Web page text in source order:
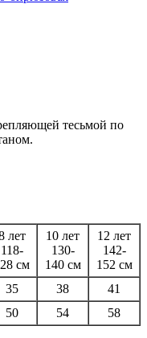
тесьмой по
лет
118-
см
10 лет
130-
140 см
12 лет
142-
152 см
35 38
41
50 54 58